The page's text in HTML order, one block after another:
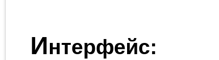
Интерфейс: